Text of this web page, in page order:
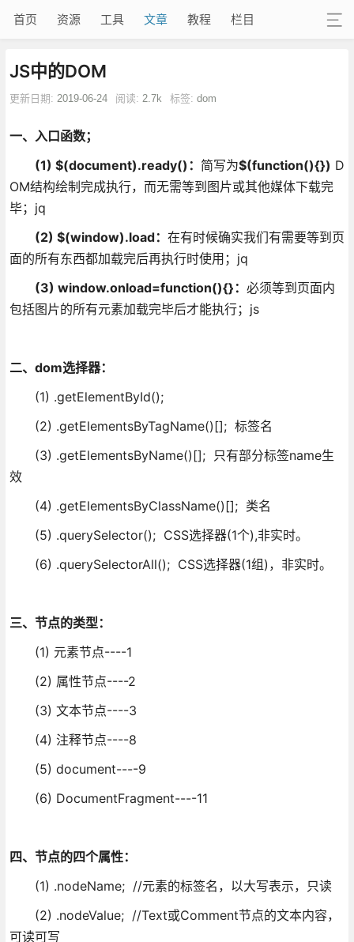
首页 资源 工具 文章 教程 栏目
JS中的DOM
更新日期: 2019-06-24 阅读: 2.7k 标签: dom
一、入口函数；
(1) $(document).ready() ： 简写为$(function(){}) D
OM结构绘制完成执行，而无需等到图片或其他媒体下载完
毕；jq
(2) $(window).load： 在有时候确实我们有需要等到页
面的所有东西都加载完后再执行时使用；jq
(3) window.onload=function(){}： 必须等到页面内
包括图片的所有元素加载完毕后才能执行；js
二、dom选择器：
(1) .getElementById();
(2) .getElementsByTagName()[]; 标签名
(3) .getElementsByName()[]; 只有部分标签name生
效
(4) .getElementsByClassName()[]; 类名
(5) .querySelector(); CSS选择器(1个),非实时。
(6) .querySelectorAll(); CSS选择器(1组)，非实时。
三、节点的类型：
(1) 元素节点----1
(2) 属性节点----2
(3) 文本节点----3
(4) 注释节点----8
(5) document----9
(6) DocumentFragment----11
四、节点的四个属性：
(1) .nodeName; //元素的标签名，以大写表示，只读
(2) .nodeValue; //Text或Comment节点的文本内容，
可读可写